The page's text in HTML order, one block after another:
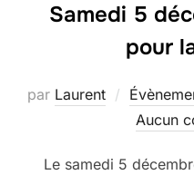
Samedi 5
pour
par Laurent
Aucun
Le samedi 5